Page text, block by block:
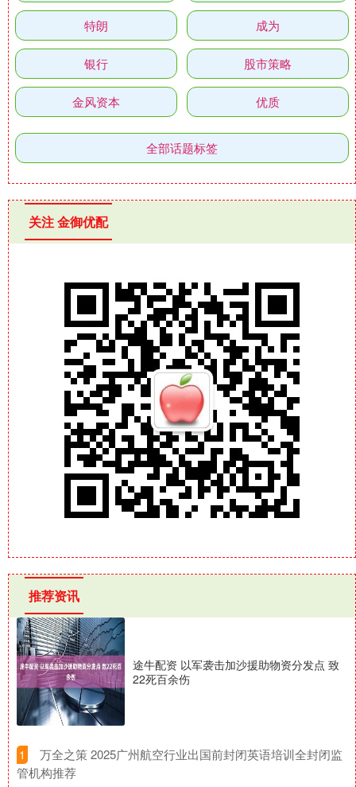
特朗 成为
银行 股市策略
金风资本 优质
全部话题标签
关注 金御优配
推荐资讯
途牛配资 以军袭击加沙援助物资分发点 致
22死百余伤
1
​万全之策 2025广州航空行业出国前封闭英语培训全封闭监
管机构推荐